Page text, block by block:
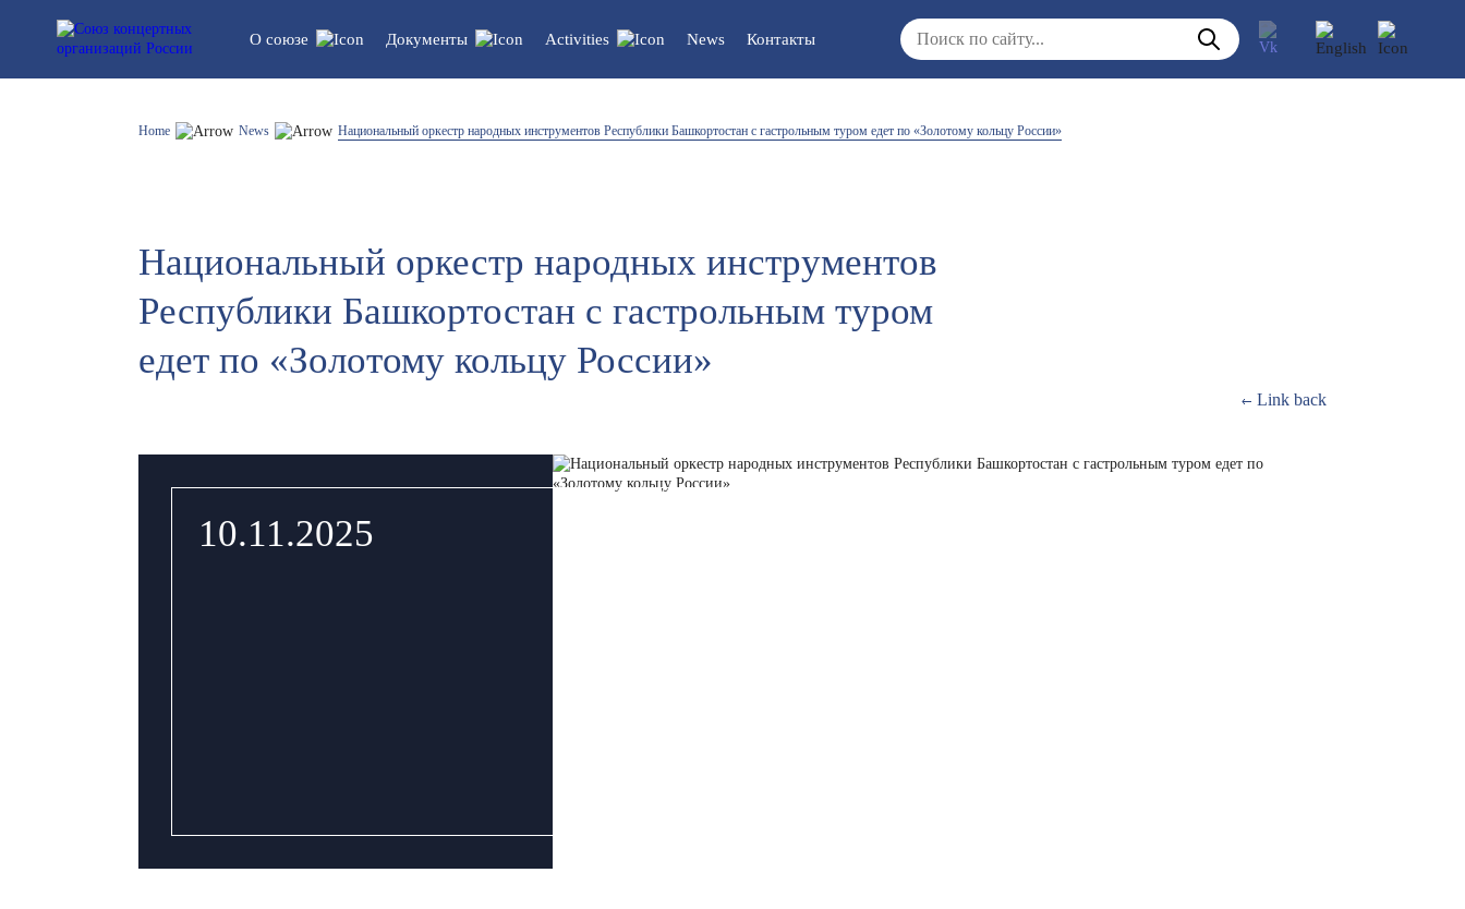
О союзе
Устав союза
List of participants
Документы
Legal documents/updates
Activities
Vacancies
News Контакты
Home News Национальный оркестр народных инструментов Республики Башкортостан с гастрольным туром едет по «Золотому кольцу России»
Национальный оркестр народных инструментов
Республики Башкортостан с гастрольным туром
едет по «Золотому кольцу России»
Link back
10.11.2025